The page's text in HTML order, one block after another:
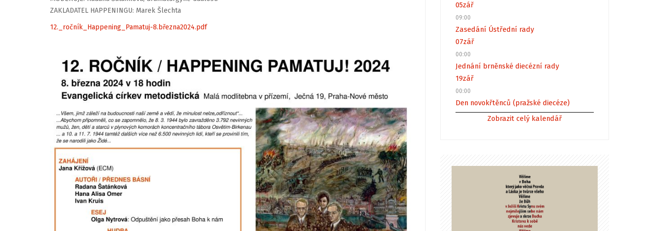
ZAKLADATEL HAPPENINGU: Marek Šlechta
12._ročník_Happening_Pamatuj-8.března2024.pdf
05zář
09:00
Zasedání Ústřední rady
07zář
00:00
Jednání brněnské diecézní rady
19zář
00:00
Den novokřtěnců (pražské diecéze)
Zobrazit celý kalendář